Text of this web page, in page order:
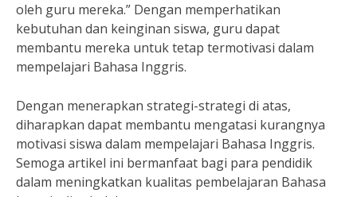
oleh guru mereka.” Dengan memperhatikan
kebutuhan dan keinginan siswa, guru dapat
membantu mereka untuk tetap termotivasi dalam
mempelajari Bahasa Inggris.
Dengan menerapkan strategi-strategi di atas,
diharapkan dapat membantu mengatasi kurangnya
motivasi siswa dalam mempelajari Bahasa Inggris.
Semoga artikel ini bermanfaat bagi para pendidik
dalam meningkatkan kualitas pembelajaran Bahasa